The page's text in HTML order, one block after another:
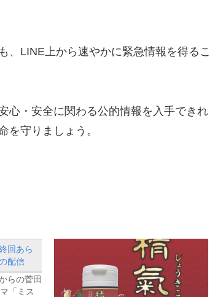
、LINE上から速やかに緊急情報を得るこ
心・安全に関わる公的情報を入手できれ
を守りましょう。
回あら
配信
らの菅田
「ミス